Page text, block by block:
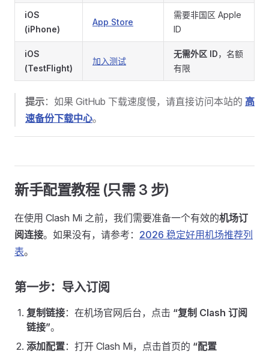
iOS
(iPhone)
App Store
需要非国区 Apple
ID
iOS
(TestFlight)
加入测试
无需外区 ID，名额
有限
提示：如果 GitHub 下载速度慢，请直接访问本站的 高
速备份下载中心。
新手配置教程 (只需 3 步)
在使用 Clash Mi 之前，我们需要准备一个有效的机场订
阅连接。如果没有，请参考： 2026 稳定好用机场推荐列
表。
第一步：导入订阅
复制链接：在机场官网后台，点击 “复制 Clash 订阅
链接”。
添加配置：打开 Clash Mi，点击首页的 “配置